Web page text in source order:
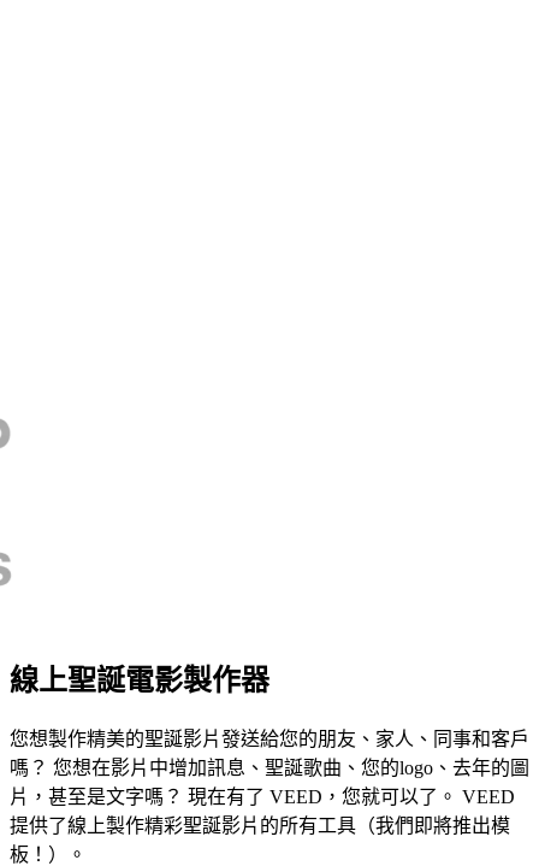
線上聖誕電影製作器
您想製作精美的聖誕影片發送給您的朋友、家人、同事和客戶
嗎？ 您想在影片中增加訊息、聖誕歌曲、您的logo、去年的圖
片，甚至是文字嗎？ 現在有了 VEED，您就可以了。 VEED
提供了線上製作精彩聖誕影片的所有工具（我們即將推出模
板！）。